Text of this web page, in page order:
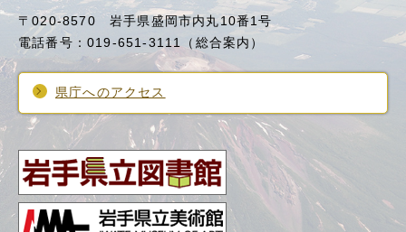
〒020-8570 岩手県盛岡市内丸10番1号
電話番号：019-651-3111（総合案内）
県庁へのアクセス